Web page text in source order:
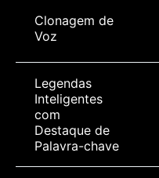
Clonagem de
Voz
Legendas
Inteligentes
com
Destaque de
Palavra-chave